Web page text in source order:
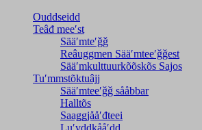
Ouddseidd
Teâđ meeʹst
Sääʹmteʹǧǧ
Reâuggmen Sääʹmteeʹǧǧest
Sääʹmkulttuurkõõskõs Sajos
Tuʹmmstõktuâjj
Sääʹmteeʹǧǧ sååbbar
Halltõs
Saaǥǥjååʹđteei
Luʹvddkååʹdd